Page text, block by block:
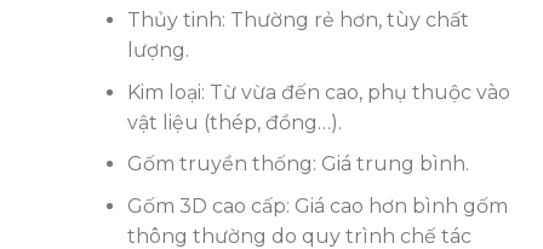
Thủy tinh: Thường rẻ hơn, tùy chất
lượng.
Kim loại: Từ vừa đến cao, phụ thuộc vào
vật liệu (thép, đồng…).
Gốm truyền thống: Giá trung bình.
Gốm 3D cao cấp: Giá cao hơn bình gốm
thông thường do quy trình chế tác